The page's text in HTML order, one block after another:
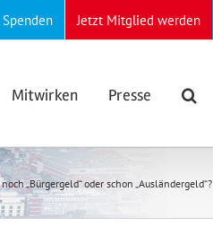
Spenden Jetzt Mitglied werden
Mitwirken Presse
„Bürgergeld“ oder schon „Ausländergeld“?